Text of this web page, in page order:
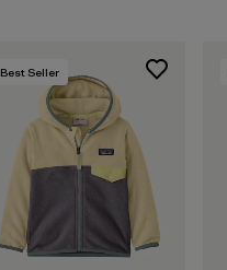
Best Seller